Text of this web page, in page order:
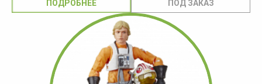
ПОДРОБНЕЕ